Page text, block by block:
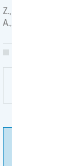
Z., Al-Ansary, H.,
A., Al-Suhaibani, . 2011
More Of